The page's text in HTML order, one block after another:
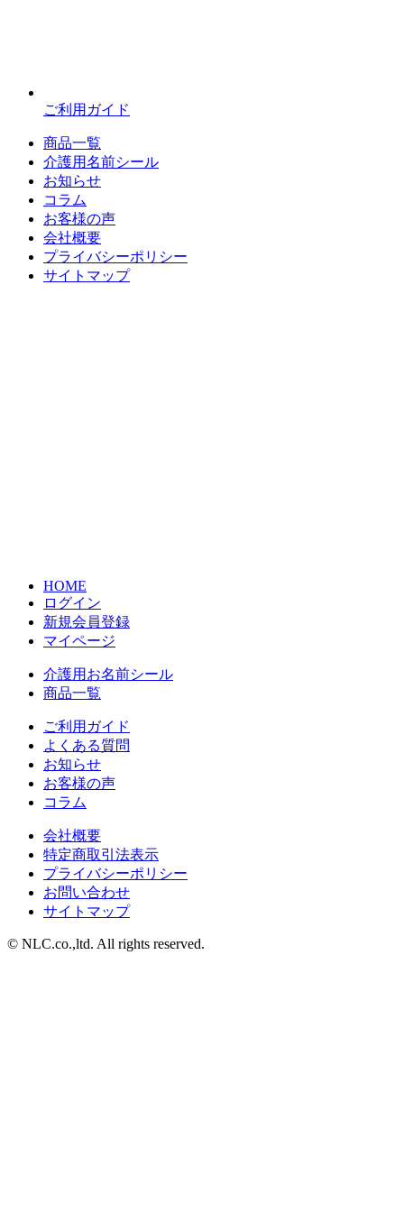
ご利用ガイド
商品一覧
介護用名前シール
お知らせ
コラム
お客様の声
会社概要
プライバシーポリシー
サイトマップ
HOME
ログイン
新規会員登録
マイページ
介護用お名前シール
商品一覧
ご利用ガイド
よくある質問
お知らせ
お客様の声
コラム
会社概要
特定商取引法表示
プライバシーポリシー
お問い合わせ
サイトマップ
© NLC.co.,ltd. All rights reserved.